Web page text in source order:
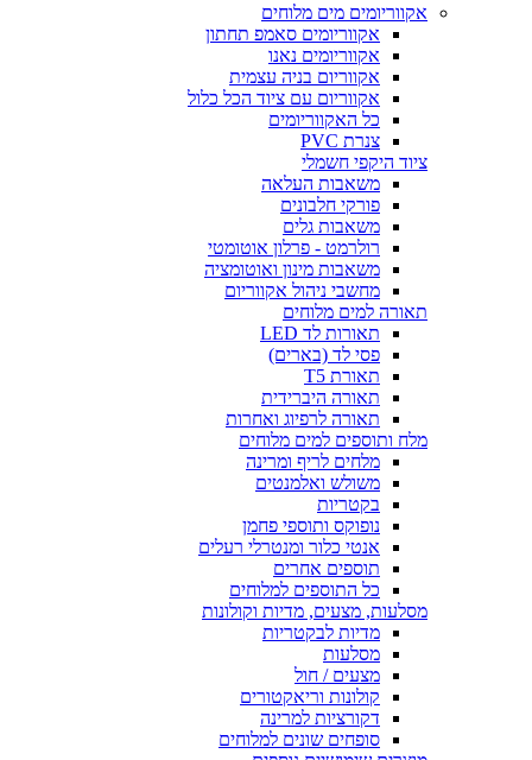
אקווריומים מים מלוחים
אקווריומים סאמפ תחתון
אקווריומים נאנו
אקווריום בניה עצמית
אקווריום עם ציוד הכל כלול
כל האקווריומים
צנרת PVC
ציוד היקפי חשמלי
משאבות העלאה
פורקי חלבונים
משאבות גלים
רולרמט - פרלון אוטומטי
משאבות מינון ואוטומציה
מחשבי ניהול אקווריום
תאורה למים מלוחים
תאורות לד LED
פסי לד (בארים)
תאורת T5
תאורה היברידית
תאורה לרפיוג ואחרות
מלח ותוספים למים מלוחים
מלחים לריף ומרינה
משולש ואלמנטים
בקטריות
נופוקס ותוספי פחמן
אנטי כלור ומנטרלי רעלים
תוספים אחרים
כל התוספים למלוחים
מסלעות, מצעים, מדיות וקולונות
מדיות לבקטריות
מסלעות
מצעים / חול
קולונות וריאקטורים
דקורציות למרינה
סופחים שונים למלוחים